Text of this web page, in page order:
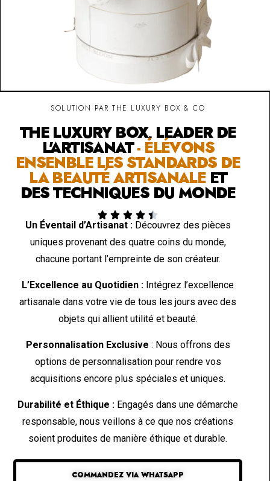
SOLUTION PAR THE LUXURY BOX & CO
THE LUXURY BOX, LEADER DE
L'ARTISANAT- ÉLÉVONS
ENSENBLE LES STANDARDS DE
LA BEAUTÉ ARTISANALE ET
DES TECHNIQUES DU MONDE
    
Un Éventail d’Artisanat :Découvrez des pièces
uniques provenant des quatre coins du monde,
chacune portant l’empreinte de son créateur.
L’Excellence au Quotidien : Intégrez l’excellence
artisanale dans votre vie de tous les jours avec des
objets qui allient utilité et beauté.
Personnalisation Exclusive : Nous offrons des
options de personnalisation pour rendre vos
acquisitions encore plus spéciales et uniques.
Durabilité et Éthique : Engagés dans une démarche
responsable, nous veillons à ce que nos créations
soient produites de manière éthique et durable.
COMMANDEZ VIA WHATSAPP